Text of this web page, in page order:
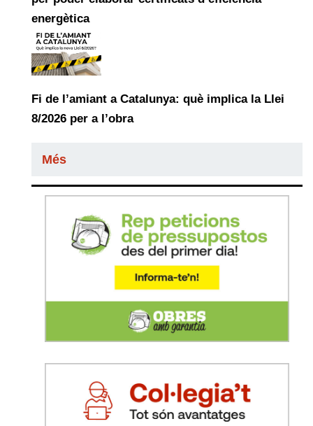
energètica
Fi de l’amiant a Catalunya: què implica la Llei
8/2026 per a l’obra
Més